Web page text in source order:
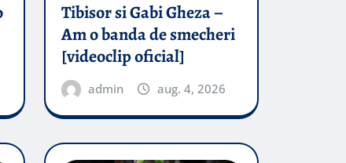
Tibisor si Gabi Gheza –
Am o banda de smecheri
[videoclip oficial]
admin aug. 4, 2026